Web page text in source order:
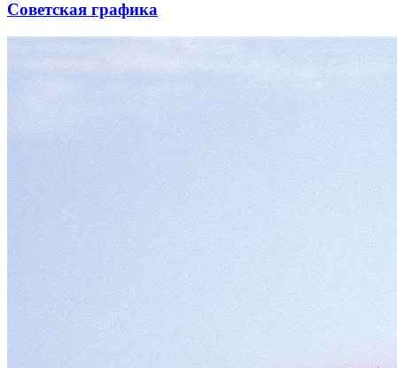
Советская графика